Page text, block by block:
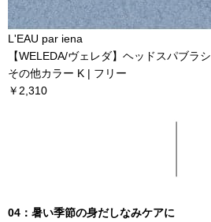
L'EAU par iena
【WELEDA/ヴェレダ】ヘッドスパブラシ
その他カラー K | フリー
￥2,310
04：暑い季節の身だしなみケアに